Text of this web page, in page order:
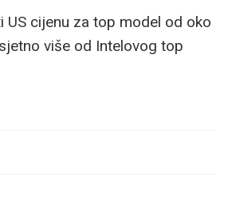
US cijenu za top model od oko
više od Intelovog top